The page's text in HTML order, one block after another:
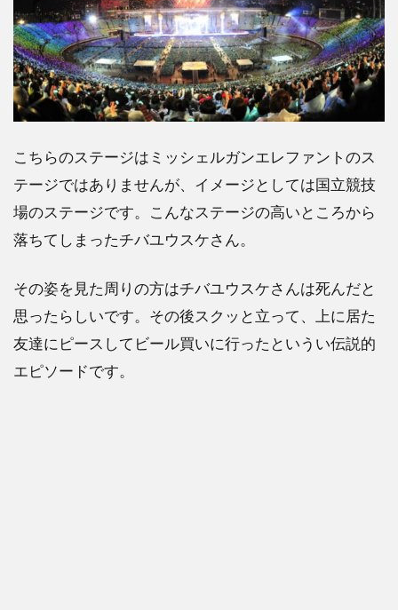
3
チバ
ユウ
スケ
の酒
豪・
は食
道が
んの
原
チバ
ユウ
スケ
の酒
豪・
喫煙
こちらのステージはミッシェルガンエレファントのス
テージではありませんが、イメージとしては国立競技
場のステージです。こんなステージの高いところから
落ちてしまったチバユウスケさん。
その姿を見た周りの方はチバユウスケさんは死んだと
思ったらしいです。その後スクッと立って、上に居た
友達にピースしてビール買いに行ったというい伝説的
エピソードです。